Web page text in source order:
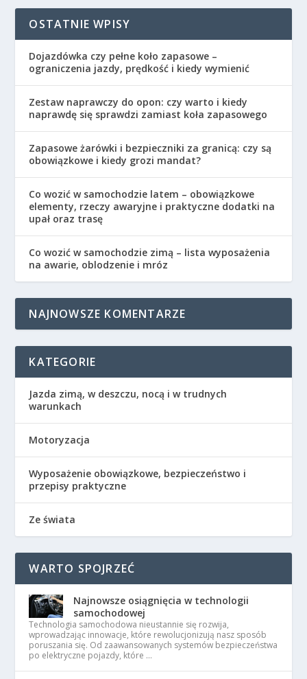
OSTATNIE WPISY
Dojazdówka czy pełne koło zapasowe –
ograniczenia jazdy, prędkość i kiedy wymienić
Zestaw naprawczy do opon: czy warto i kiedy
naprawdę się sprawdzi zamiast koła zapasowego
Zapasowe żarówki i bezpieczniki za granicą: czy są
obowiązkowe i kiedy grozi mandat?
Co wozić w samochodzie latem – obowiązkowe
elementy, rzeczy awaryjne i praktyczne dodatki na
upał oraz trasę
Co wozić w samochodzie zimą – lista wyposażenia
na awarie, oblodzenie i mróz
NAJNOWSZE KOMENTARZE
KATEGORIE
Jazda zimą, w deszczu, nocą i w trudnych
warunkach
Motoryzacja
Wyposażenie obowiązkowe, bezpieczeństwo i
przepisy praktyczne
Ze świata
WARTO SPOJRZEĆ
Najnowsze osiągnięcia w technologii
samochodowej
Technologia samochodowa nieustannie się rozwija,
wprowadzając innowacje, które rewolucjonizują nasz sposób
poruszania się. Od zaawansowanych systemów bezpieczeństwa
po elektryczne pojazdy, które …